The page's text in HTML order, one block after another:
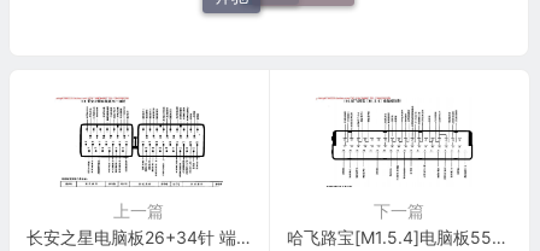
上一篇
长安之星电脑板26+34针 端子图
下一篇
哈飞路宝[M1.5.4]电脑板55针 端子图